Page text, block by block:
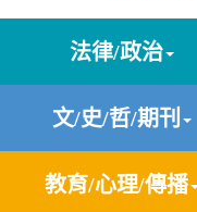
法律/政治
文/史/哲/期刊
教育/心理/傳播